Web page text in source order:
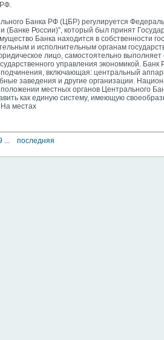
Банка РФ (ЦБР) регулируется
(Банке России)”, который был принят
Банка находится в собственности
и исполнительным органам
лицо, самостоятельно
управления экономикой.
включающая: центральный
заведения и другие организации.
положении местных органов Центрального
как единую систему, имеющую
местах
... последняя